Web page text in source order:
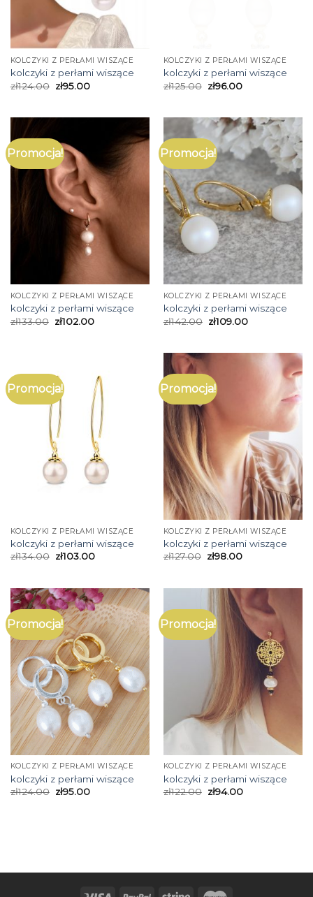
KOLCZYKI Z PERŁAMI WISZĄCE
kolczyki z perłami wiszące
zł124.00 zł95.00
KOLCZYKI Z PERŁAMI WISZĄCE
kolczyki z perłami wiszące
zł125.00 zł96.00
Promocja!
KOLCZYKI Z PERŁAMI WISZĄCE
kolczyki z perłami wiszące
zł133.00 zł102.00
Promocja!
KOLCZYKI Z PERŁAMI WISZĄCE
kolczyki z perłami wiszące
zł142.00 zł109.00
Promocja!
KOLCZYKI Z PERŁAMI WISZĄCE
kolczyki z perłami wiszące
zł134.00 zł103.00
Promocja!
KOLCZYKI Z PERŁAMI WISZĄCE
kolczyki z perłami wiszące
zł127.00 zł98.00
Promocja!
KOLCZYKI Z PERŁAMI WISZĄCE
kolczyki z perłami wiszące
zł124.00 zł95.00
Promocja!
KOLCZYKI Z PERŁAMI WISZĄCE
kolczyki z perłami wiszące
zł122.00 zł94.00